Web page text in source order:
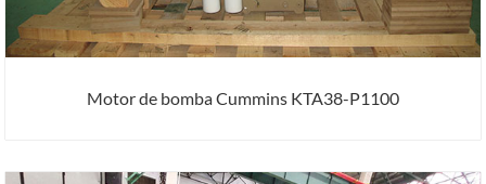
Motor de bomba Cummins KTA38-P1100